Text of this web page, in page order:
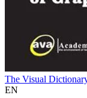
The Visual
EN